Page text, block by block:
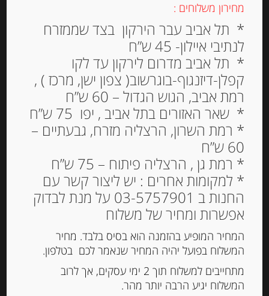
מציג 73–96 מתוך 123 תוצאות
למיין לפי פופולריות
גבינת גאודה עיזים עם כמהין Goats
cheese Truffle
מחירון משלוחים :
* תל אביב עבר הירקון בצד שממזרח
לנתיבי איילון- 45 ש”ח
* תל אביב מדרום לירקון עד לקו
קפלן-דיזנגוף-בוגרשוב( צפון ישן, מרכז ) ,
רמת אביב, הגוש הגדול – 60 ש”ח
* שאר האזורים בתל אביב , יפו 75 ש”ח
* רמת השרון, הרצליה מזרח, גבעתיים –
60 ש”ח
* רמת גן , הרצליה פיתוח – 75 ש”ח
* למקומות אחרים : יש ליצור קשר עם
החנות ב 03-5757901 על מנת לבדוק
אפשרות ומחיר של משלוח
המחיר המופיע בהזמנה הוא בסיס בלבד. מחיר
המשלוח בפועל יהיה המחיר שנאמר לכם בטלפון.
מתחייבים למשלוח תוך 2 ימי עסקים, אך לרוב
המשלוח יגיע הרבה יותר מהר.